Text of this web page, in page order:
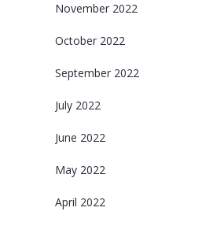
November 2022
October 2022
September 2022
July 2022
June 2022
May 2022
April 2022